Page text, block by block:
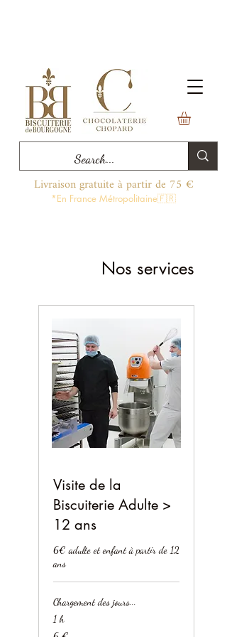
Livraison gratuite à partir de 75 €
*En France Métropolitaine🇫🇷
Nos services
Visite de la
Biscuiterie Adulte >
12 ans
6€ adulte et enfant à partir de 12
ans
Chargement des jours...
1 h
6